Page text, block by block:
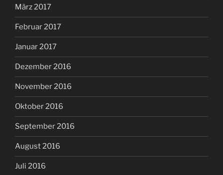
März 2017
Februar 2017
Januar 2017
Dezember 2016
November 2016
Oktober 2016
September 2016
August 2016
Juli 2016